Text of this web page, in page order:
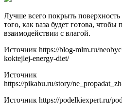
Лучше всего покрыть
того, как ваза будет готова,
взаимодействии с влагой.
Источник https://blog-mlm.ru/
koktejlej-energy-diet/
Источник
https://pikabu.ru/story/
Источник https://podelkiexpert.ru/